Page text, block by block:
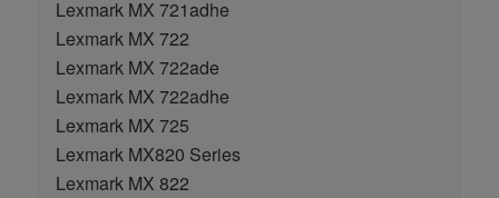
Lexmark MX 721adhe
Lexmark MX 722
Lexmark MX 722ade
Lexmark MX 722adhe
Lexmark MX 725
Lexmark MX820 Series
Lexmark MX 822